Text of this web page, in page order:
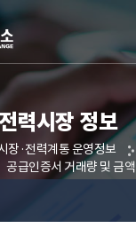
전력시장 정보
장·전력계통 운영정보
공급인증서 거래량 및 금액